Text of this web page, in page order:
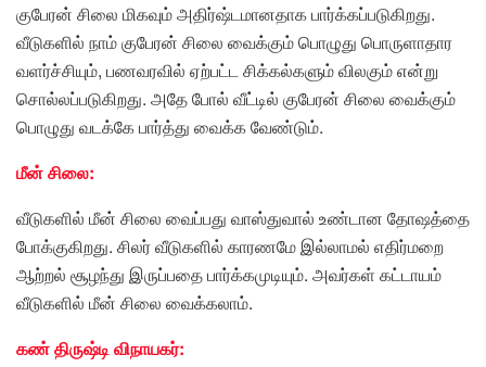
குபேரன் சிலை மிகவும் அதிர்ஷ்டமானதாக பார்க்கப்படுகிறது.
வீடுகளில் நாம் குபேரன் சிலை வைக்கும் பொழுது பொருளாதார
வளர்ச்சியும், பணவரவில் ஏற்பட்ட சிக்கல்களும் விலகும் என்று
சொல்லப்படுகிறது. அதே போல் வீட்டில் குபேரன் சிலை வைக்கும்
பொழுது வடக்கே பார்த்து வைக்க வேண்டும்.
மீன் சிலை:
வீடுகளில் மீன் சிலை வைப்பது வாஸ்துவால் உண்டான தோஷத்தை
போக்குகிறது. சிலர் வீடுகளில் காரணமே இல்லாமல் எதிர்மறை
ஆற்றல் சூழந்து இருப்பதை பார்க்கமுடியும். அவர்கள் கட்டாயம்
வீடுகளில் மீன் சிலை வைக்கலாம்.
கண் திருஷ்டி விநாயகர்: